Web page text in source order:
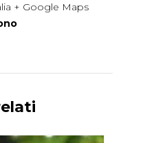
+ Google Maps